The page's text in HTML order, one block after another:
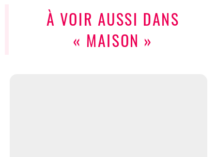
À VOIR AUSSI DANS
« MAISON »